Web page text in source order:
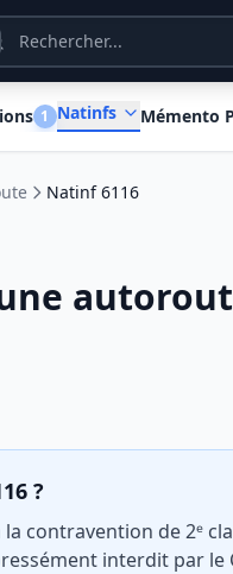
1 Natinfs Mémento
Natinf 6116
?
contravention de 2ᵉ
interdit par